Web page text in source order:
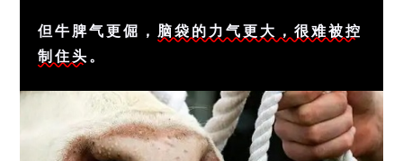
但牛脾气更倔， 脑袋的力气更大，很难被控
制住头。